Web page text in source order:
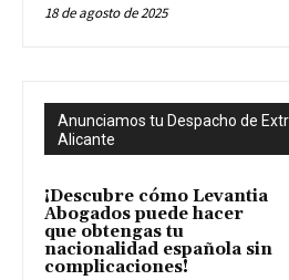
18 de agosto de 2025
Anunciamos tu Despacho de
Alicante
¡Descubre cómo Levantia
Abogados puede hacer
que obtengas tu
nacionalidad española sin
complicaciones!